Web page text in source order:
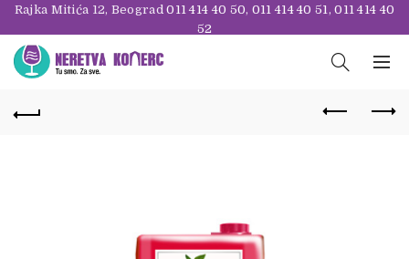
Rajka Mitića 12, Beograd011 414 40 50, 011 414 40 51,011 414 40
52